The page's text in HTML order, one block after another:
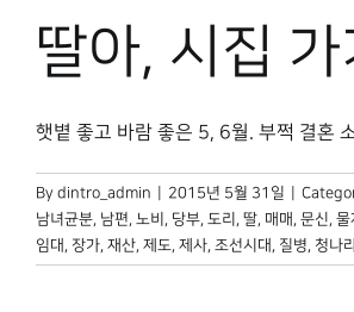
딸아, 시집
햇볕 좋고 바람 좋은 5, 6월. 부쩍 결혼
By dintro_admin 2015년 5월 31일
남녀균분, 남편, 노비 , 당부, 도리 , 딸, 매매 , 문신, 물
임대 , 장가, 재산, 제도, 제사, 조선시대 , 질병, 청나